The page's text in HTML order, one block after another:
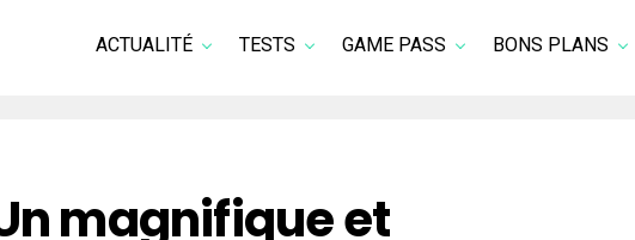
ACTUALITÉ TESTS GAME PASS BONS PLANS
magnifique et